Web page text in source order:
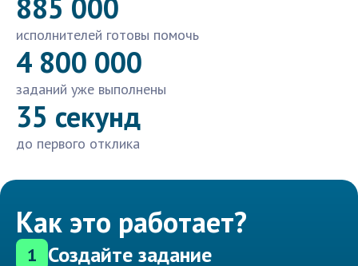
885 000
исполнителей готовы помочь
4 800 000
заданий уже выполнены
35 секунд
до первого отклика
Как это работает?
1 Создайте задание